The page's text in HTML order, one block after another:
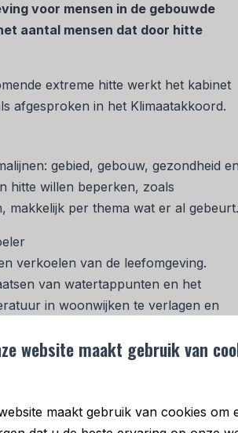
website maakt gebruik van
maakt gebruik van cookies om
voor mensen in de gebouwde
aantal mensen dat door hitte
extreme hitte werkt het kabinet
afgesproken in het Klimaatakkoord.
gebied, gebouw, gezondheid en
hitte willen beperken, zoals
makkelijk per thema wat er al gebeurt.
verkoelen van de leefomgeving.
van watertappunten en het
in woonwijken te verlagen en
in woningen en gebouwen.
en zonwering. Hiermee wordt niet
gebruik van airco’s en het